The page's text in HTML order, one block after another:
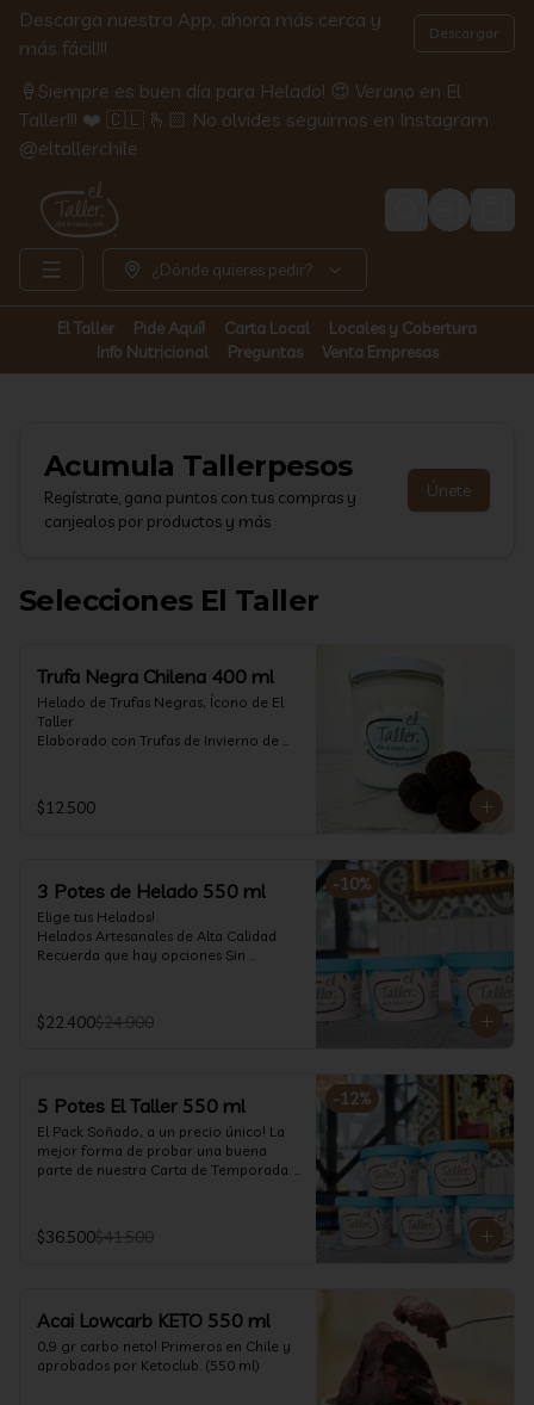
Descarga nuestra App, ahora más cerca y
más fácil!!!
Descargar
🍦Siempre es buen día para Helado! 😍 Verano en El
Taller!!! ❤️ 🇨🇱 🫰🏻 No olvides seguirnos en Instagram
@eltallerchile
Login
¿Dónde quieres pedir?
El Taller Pide Aquí! Carta Local
Locales y Cobertura
Info Nutricional
Preguntas Venta Empresas
Acumula Tallerpesos
Regístrate, gana puntos con tus compras y
canjealos por productos y más
Únete
Selecciones El Taller
Trufa Negra Chilena 400 ml
Helado de Trufas Negras, Ícono de El
Taller
Elaborado con Trufas de Invierno de
cremoso y con un delicado proceso
para obtener una experiencia
esta Edición es muy Limitada,
aproveche ya de vivir esta fantástica
experiencia!!
$12.500
-10%
3 Potes de Helado 550 ml
Elige tus Helados!
Helados Artesanales de Alta Calidad
Recuerda que hay opciones Sin
Diabéticos!
Algunos helados especiales tienen un
$22.400$24.900
-12%
5 Potes El Taller 550 ml
El Pack Soñado, a un precio único! La
mejor forma de probar una buena
parte de nuestra Carta de Temporada.
$36.500$41.500
Acai Lowcarb KETO 550 ml
0,9 gr carbo neto! Primeros en Chile y
aprobados por Ketoclub. (550 ml)